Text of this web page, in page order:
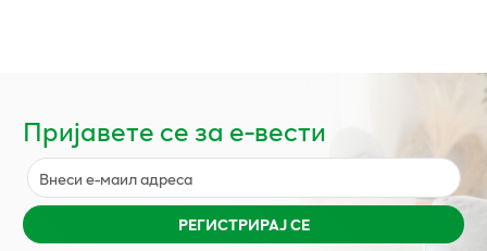
Пријавете се за е-вести
РЕГИСТРИРАЈ СЕ